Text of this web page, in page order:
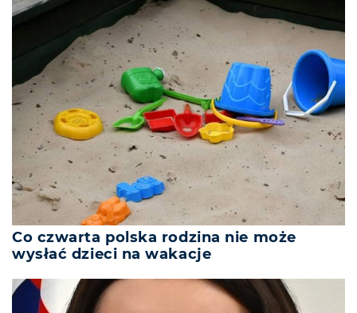
Co czwarta polska rodzina nie może
wysłać dzieci na wakacje